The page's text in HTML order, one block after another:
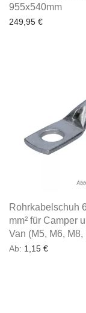
955x540mm
249,95 €
Rohrkabelschuh
mm² für Camper
Van (M5, M6, M8,
Ab: 1,15 €